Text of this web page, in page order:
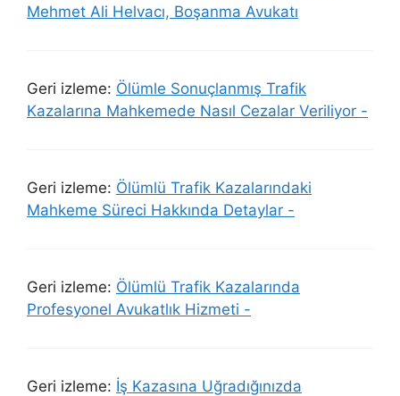
Mehmet Ali Helvacı, Boşanma Avukatı
Geri izleme: Ölümle Sonuçlanmış Trafik
Kazalarına Mahkemede Nasıl Cezalar Veriliyor -
Geri izleme: Ölümlü Trafik Kazalarındaki
Mahkeme Süreci Hakkında Detaylar -
Geri izleme: Ölümlü Trafik Kazalarında
Profesyonel Avukatlık Hizmeti -
Geri izleme: İş Kazasına Uğradığınızda